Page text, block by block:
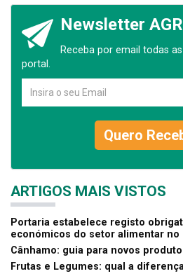
Newsletter
Receba por email todas
portal.
Quero
ARTIGOS MAIS VISTOS
Portaria estabelece registo
económicos do setor alimentar no
Cânhamo: guia para novos
Frutas e Legumes: qual a